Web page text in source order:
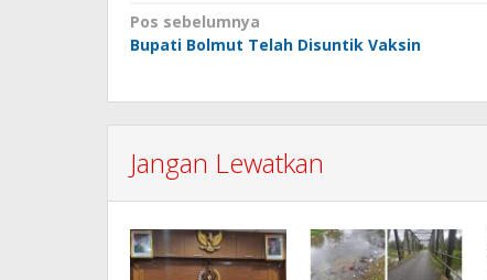
Navigasi
pos
Pos sebelumnya
Bupati Bolmut Telah Disuntik Vaksin
Jangan Lewatkan